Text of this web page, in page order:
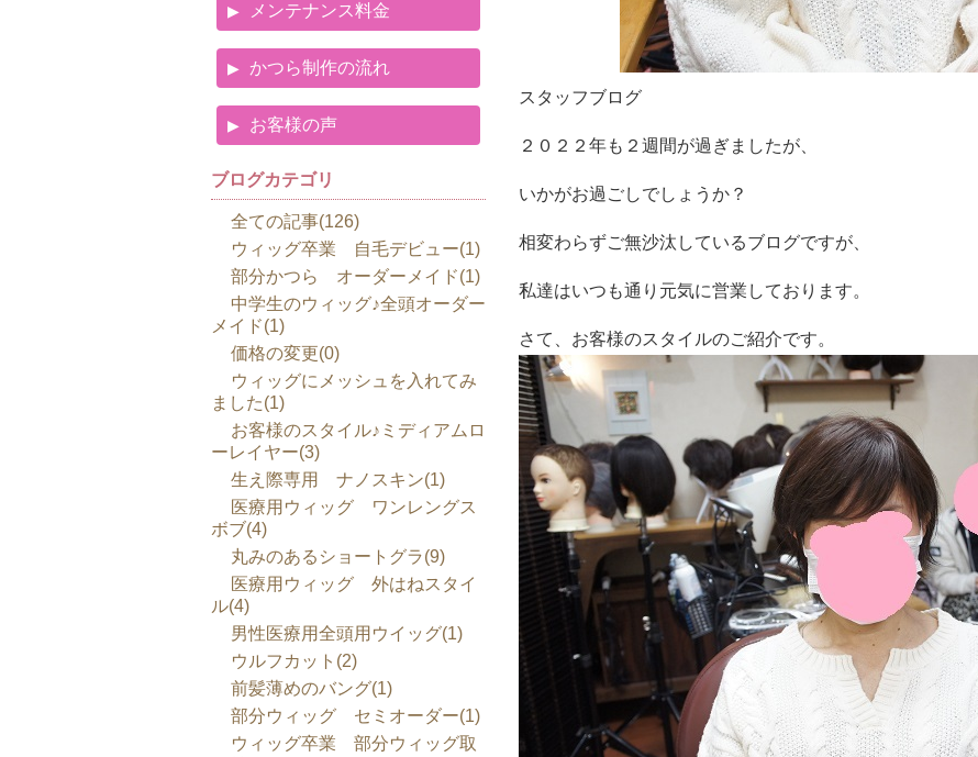
スタッフブログ
２０２２年も２週間が過ぎましたが、
いかがお過ごしでしょうか？
相変わらずご無沙汰しているブログですが、
私達はいつも通り元気に営業しております。
さて、お客様のスタイルのご紹介です。
メンテナンス料金
かつら制作の流れ
お客様の声
ブログカテゴリ
全ての記事(126)
ウィッグ卒業 自毛デビュー(1)
部分かつら オーダーメイド(1)
中学生のウィッグ♪全頭オーダー
メイド(1)
価格の変更(0)
ウィッグにメッシュを入れてみ
ました(1)
お客様のスタイル♪ミディアムロ
ーレイヤー(3)
生え際専用 ナノスキン(1)
医療用ウィッグ ワンレングス
ボブ(4)
丸みのあるショートグラ(9)
医療用ウィッグ 外はねスタイ
ル(4)
男性医療用全頭用ウイッグ(1)
ウルフカット(2)
前髪薄めのバング(1)
部分ウィッグ セミオーダー(1)
ウィッグ卒業 部分ウィッグ取